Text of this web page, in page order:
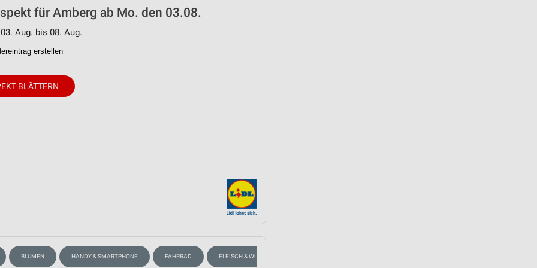
für Amberg ab Mo. den 03.08.
Aug. bis 08. Aug.
erstellen
BLÄTTERN
BLUMEN HANDY & SMARTPHONE FAHRRAD FLEISCH & WURST